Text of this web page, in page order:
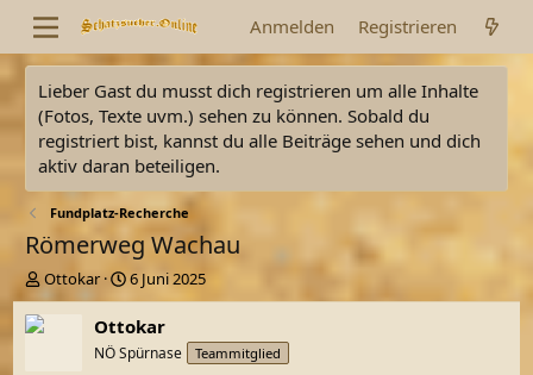
Anmelden Registrieren
Lieber Gast du musst dich registrieren um alle Inhalte
(Fotos, Texte uvm.) sehen zu können. Sobald du
registriert bist, kannst du alle Beiträge sehen und dich
aktiv daran beteiligen.
Fundplatz-Recherche
Römerweg Wachau
E
r
s
Ottokar
E
r
s
e
6 Juni 2025
Ottokar
NÖ Spürnase Teammitglied